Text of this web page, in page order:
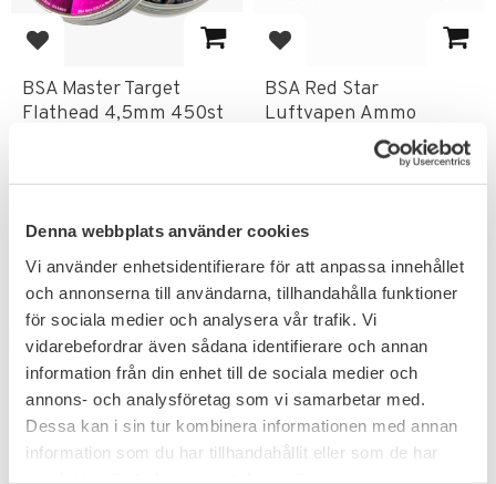
Denna webbplats använder cookies
Vi använder enhetsidentifierare för att anpassa innehållet
och annonserna till användarna, tillhandahålla funktioner
för sociala medier och analysera vår trafik. Vi
vidarebefordrar även sådana identifierare och annan
information från din enhet till de sociala medier och
annons- och analysföretag som vi samarbetar med.
Dessa kan i sin tur kombinera informationen med annan
information som du har tillhandahållit eller som de har
Lägg till i favoriter
BSA Master Target
Flathead 4,5mm 450st
Lägg till i favoriter
BSA Red Star
Luftvapen Ammo
Crowned Head 4.5mm
FAVORIT FAVORIT